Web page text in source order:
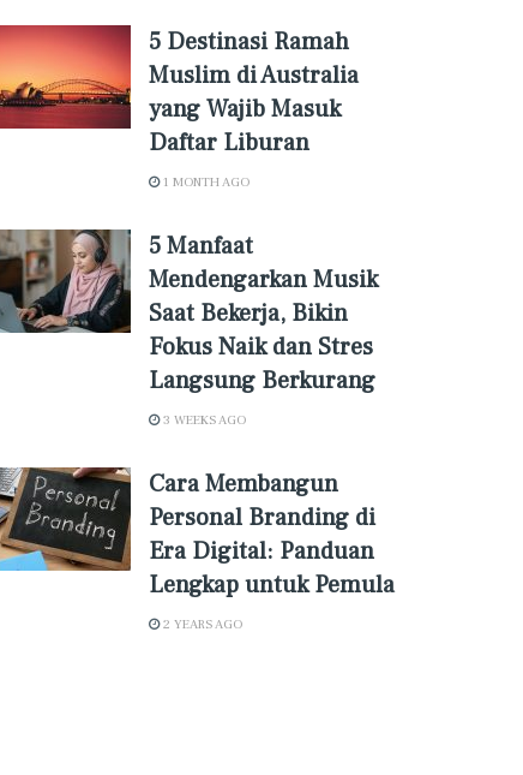
5 Destinasi Ramah
Muslim di Australia
yang Wajib Masuk
Daftar Liburan
1 MONTH AGO
5 Manfaat
Mendengarkan Musik
Saat Bekerja, Bikin
Fokus Naik dan Stres
Langsung Berkurang
3 WEEKS AGO
Cara Membangun
Personal Branding di
Era Digital: Panduan
Lengkap untuk Pemula
2 YEARS AGO